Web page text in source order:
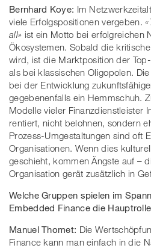
Bernhard Koye: Im
viele Erfolgspositionen vergeben.
all» ist ein Motto bei erfolgreichen
Ökosystemen. Sobald die
wird, ist die Marktposition der
als bei klassischen Oligopolen.
bei der Entwicklung
gegebenenfalls ein Hemmschuh.
Modelle vieler Finanzdienstleister
rentiert, nicht belohnen, sondern
Prozess-Umgestaltungen sind oft
Organisationen. Wenn dies
geschieht, kommen Ängste auf –
Organisation gerät zusätzlich in
Welche Gruppen spielen im
Embedded Finance die
Manuel Thomet: Die
Finance kann man einfach in die